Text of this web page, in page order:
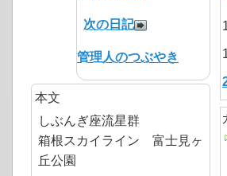
次の日記
管理人のつぶやき
本文
しぶんぎ座流星群
箱根スカイライン 富士見ヶ
丘公園